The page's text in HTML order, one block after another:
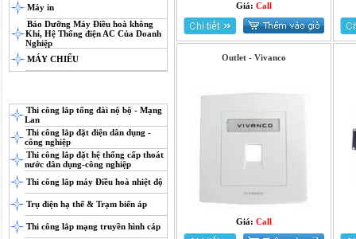
Máy in
Bảo Dưỡng Máy Điều hoà không
Khí, Hệ Thống điện AC Của Doanh
Nghiệp
MÁY CHIẾU
Thi công lắp tổng đài nộ bộ - Mạng
Lan
Thi công lắp đặt điện dân dụng -
công nghiệp
Thi công lắp đặt hệ thống cấp thoát
nước dân dụng-công nghiệp
Thi công lắp máy Điều hoà nhiệt độ
Trụ điện hạ thế & Trạm biến áp
Thi công lắp mạng truyền hình cáp
Giá: Call
Outlet - Vivanco
Giá: Call